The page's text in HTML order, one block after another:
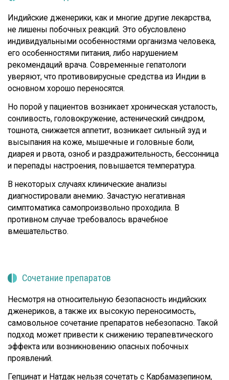
Индийские дженерики, как и многие другие лекарства,
не лишены побочных реакций. Это обусловлено
индивидуальными особенностями организма человека,
его особенностями питания, либо нарушением
рекомендаций врача. Современные гепатологи
уверяют, что противовирусные средства из Индии в
основном хорошо переносятся.
Но порой у пациентов возникает хроническая усталость,
сонливость, головокружение, астенический синдром,
тошнота, снижается аппетит, возникает сильный зуд и
высыпания на коже, мышечные и головные боли,
диарея и рвота, озноб и раздражительность, бессонница
и перепады настроения, повышается температура.
В некоторых случаях клинические анализы
диагностировали анемию. Зачастую негативная
симптоматика самопроизвольно проходила. В
противном случае требовалось врачебное
вмешательство.
Сочетание препаратов
Несмотря на относительную безопасность индийских
дженериков, а также их высокую переносимость,
самовольное сочетание препаратов небезопасно. Такой
подход может привести к снижению терапевтического
эффекта или возникновению опасных побочных
проявлений.
Гепцинат и Натдак нельзя сочетать с Карбамазепином,